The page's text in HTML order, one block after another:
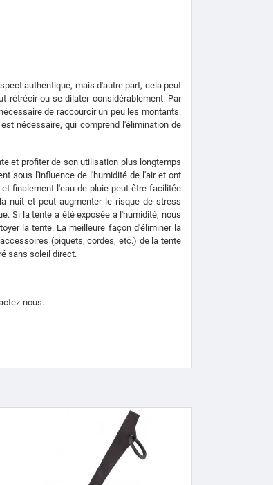
authentique, mais d'autre part, cela peut
rétrécir ou se dilater considérablement. Par
de raccourcir un peu les montants.
nécessaire, qui comprend l'élimination de
et profiter de son utilisation plus longtemps
sous l'influence de l'humidité de l'air et ont
finalement l'eau de pluie peut être facilitée
nuit et peut augmenter le risque de stress
Si la tente a été exposée à l'humidité, nous
la tente. La meilleure façon d'éliminer la
(piquets, cordes, etc.) de la tente
sans soleil direct.
nous.